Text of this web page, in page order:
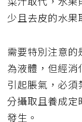
少且去皮的水果
需要特別注意
為液體，但經
引起脹氣，必
分攝取且養成定
發生。